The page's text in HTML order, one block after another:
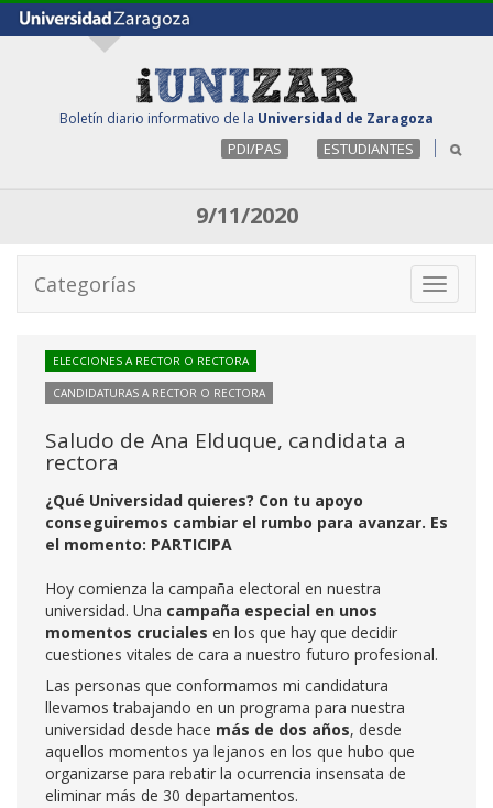
Boletín diario informativo de la Universidad de Zaragoza
PDI/PAS ESTUDIANTES
9/11/2020
Toggle
Categorías
ELECCIONES A RECTOR O RECTORA
CANDIDATURAS A RECTOR O RECTORA
Saludo de Ana Elduque, candidata a
rectora
¿Qué Universidad quieres? Con tu apoyo
conseguiremos cambiar el rumbo para avanzar. Es
el momento: PARTICIPA
Hoy comienza la campaña electoral en nuestra
universidad. Una campaña especial en unos
momentos cruciales en los que hay que decidir
cuestiones vitales de cara a nuestro futuro profesional.
Las personas que conformamos mi candidatura
llevamos trabajando en un programa para nuestra
universidad desde hace más de dos años, desde
aquellos momentos ya lejanos en los que hubo que
organizarse para rebatir la ocurrencia insensata de
eliminar más de 30 departamentos.